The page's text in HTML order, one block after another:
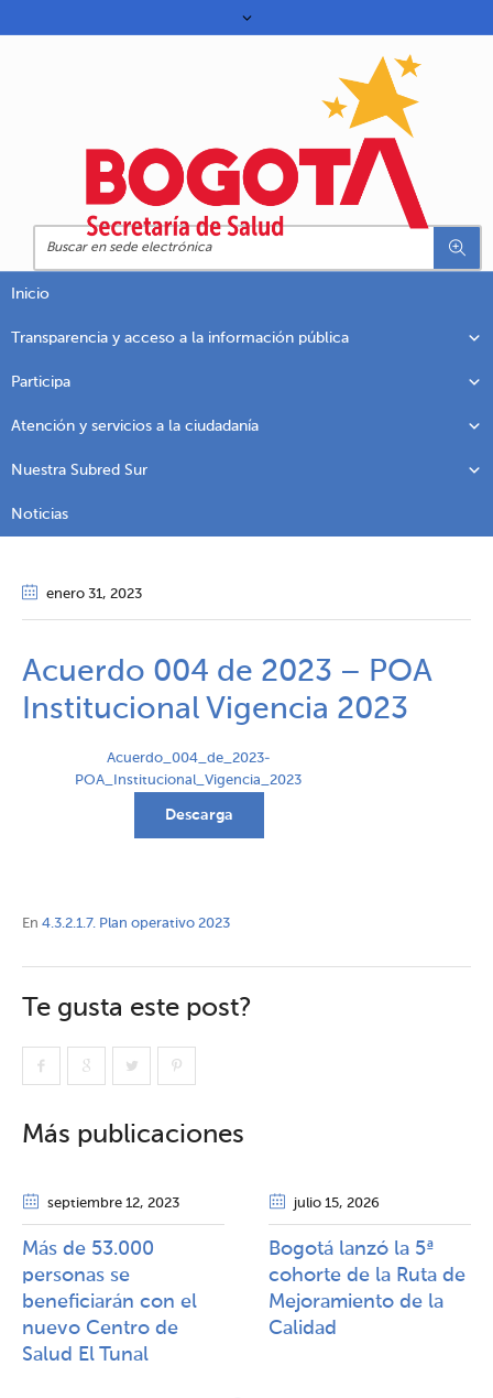
Inicio
Transparencia y acceso a la información pública
Participa
Atención y servicios a la ciudadanía
Nuestra Subred Sur
Noticias
enero 31, 2023
Acuerdo 004 de 2023 – POA
Institucional Vigencia 2023
Acuerdo_004_de_2023-
POA_Institucional_Vigencia_2023
Descarga
En 4.3.2.1.7. Plan operativo 2023
Te gusta este post?
Más publicaciones
septiembre 12, 2023
Más de 53.000
personas se
beneficiarán con el
nuevo Centro de
Salud El Tunal
julio 15, 2026
Bogotá lanzó la 5ª
cohorte de la Ruta de
Mejoramiento de la
Calidad​​